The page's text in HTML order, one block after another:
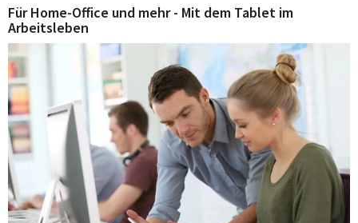
Für Home-Office und mehr - Mit dem Tablet im
Arbeitsleben